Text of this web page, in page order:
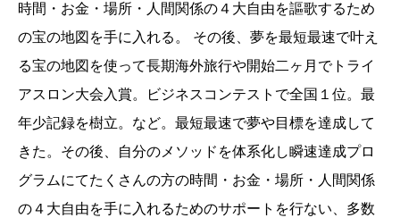
時間・お金・場所・人間関係の４大自由を謳歌するため
の宝の地図を手に入れる。 その後、夢を最短最速で叶え
る宝の地図を使って長期海外旅行や開始二ヶ月でトライ
アスロン大会入賞。ビジネスコンテストで全国１位。最
年少記録を樹立。など。最短最速で夢や目標を達成して
きた。その後、自分のメソッドを体系化し瞬速達成プロ
グラムにてたくさんの方の時間・お金・場所・人間関係
の４大自由を手に入れるためのサポートを行ない、多数